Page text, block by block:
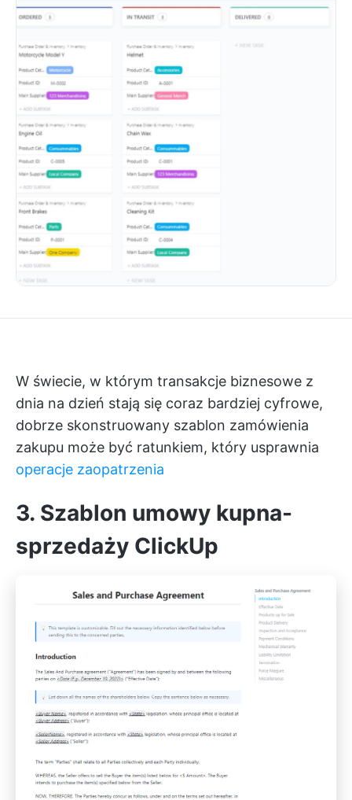
W świecie, w którym transakcje biznesowe z
dnia na dzień stają się coraz bardziej cyfrowe,
dobrze skonstruowany szablon zamówienia
zakupu może być ratunkiem, który usprawnia
operacje zaopatrzenia
3. Szablon umowy kupna-
sprzedaży ClickUp